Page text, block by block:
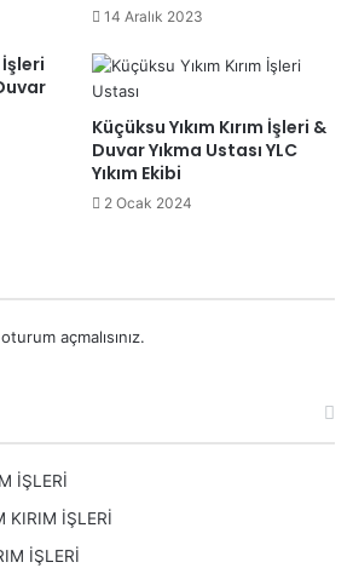
İşleri olarak aşağıdaki hizmetleri
temizleme
14 Aralık 2023
İşleri
Küçüksu Yıkım Kırım İşleri &
Duvar Yıkma Ustası YLC
Yıkım Ekibi
2 Ocak 2024
oturum açmalısınız.
İŞLERİ
KIRIM İŞLERİ
İŞLERİ